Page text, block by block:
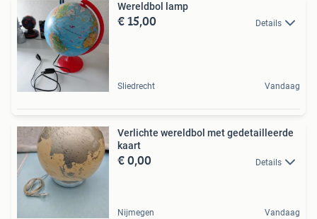
Wereldbol lamp
€ 15,00 Details
Sliedrecht Vandaag
Verlichte wereldbol met gedetailleerde
kaart
€ 0,00 Details
Nijmegen Vandaag